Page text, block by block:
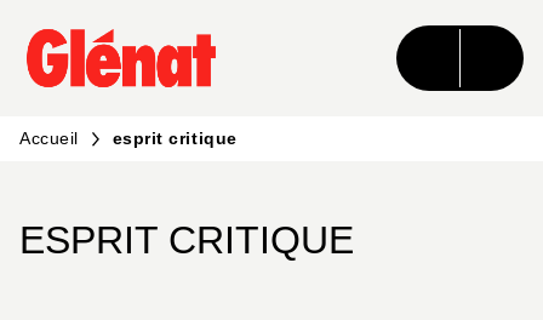
MENU RECHERCHE CONTENU
PIED DE PAGE
Accueil esprit critique
ESPRIT CRITIQUE